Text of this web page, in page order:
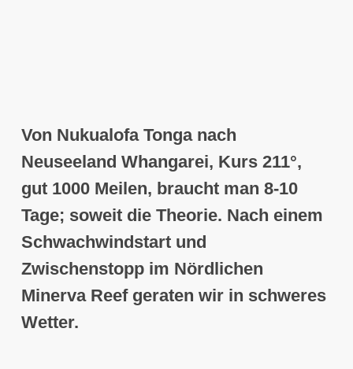
Von Nukualofa Tonga nach
Neuseeland Whangarei, Kurs 211°,
gut 1000 Meilen, braucht man 8-10
Tage; soweit die Theorie. Nach einem
Schwachwindstart und
Zwischenstopp im Nördlichen
Minerva Reef geraten wir in schweres
Wetter.